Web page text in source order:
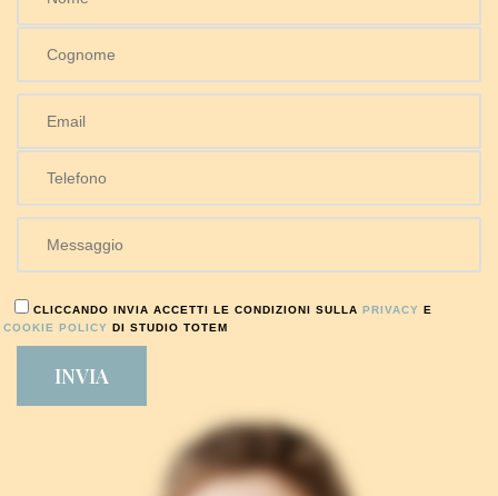
CLICCANDO INVIA ACCETTI LE CONDIZIONI SULLA PRIVACY E
COOKIE POLICY DI STUDIO TOTEM